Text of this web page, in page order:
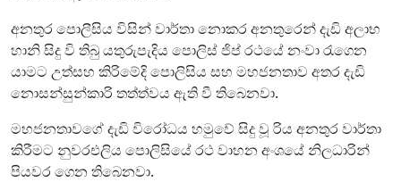
අනතුර පොලීසිය විසින් වාර්තා නොකර අනතුරෙන් දැඩි අලාභ
හානි සිදු වි තිබු යතුරුපැදිය පොලිස් ජිප් රථයේ නංවා රැගෙන
යාමට උත්සහ කිරිමේදි පොලිසිය සහ මහජනතාව අතර දැඩි
නොසන්සුන්කාරි තත්ත්වය ඇති වී තිබෙනවා.
මහජනතාවගේ දැඩි විරෝධය හමුවේ සිදු වූ රිය අනතුර වාර්තා
කිරීමට නුවරඑලිය පොලිසියේ රථ වාහන අංශයේ නිලධාරින්
පියවර ගෙන තිබෙනවා.